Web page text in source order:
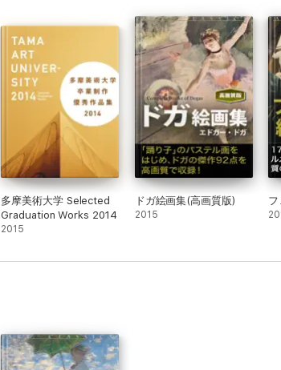
多摩美術大学 Selected
Graduation Works 2014
2015
ドガ絵画集(高画質版)
2015